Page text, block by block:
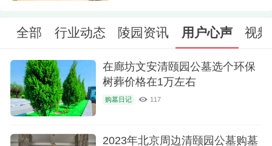
清颐园公墓简介、墓型价格、安葬的
名人及陵园动态信息.
全部 行业动态 陵园资讯 用户心声 视
在廊坊文安清颐园公墓选个环保
树葬价格在1万左右
购墓日记 117
2023年北京周边清颐园公墓购墓